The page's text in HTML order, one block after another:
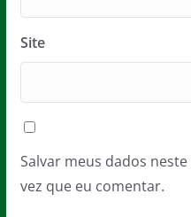
Site
Salvar meus dados
vez que eu comentar.